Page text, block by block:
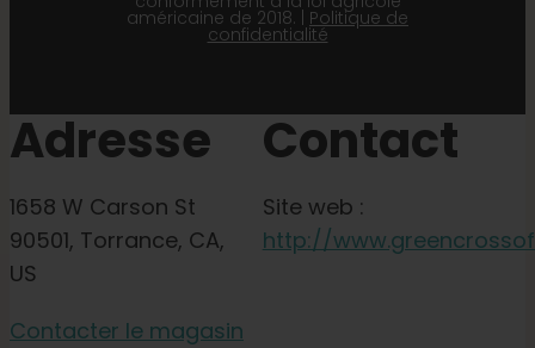
américaine de 2018. | Politique de
confidentialité
Adresse
1658 W Carson St
90501, Torrance, CA,
US
Contact
Site web :
http://
Contacter le magasin